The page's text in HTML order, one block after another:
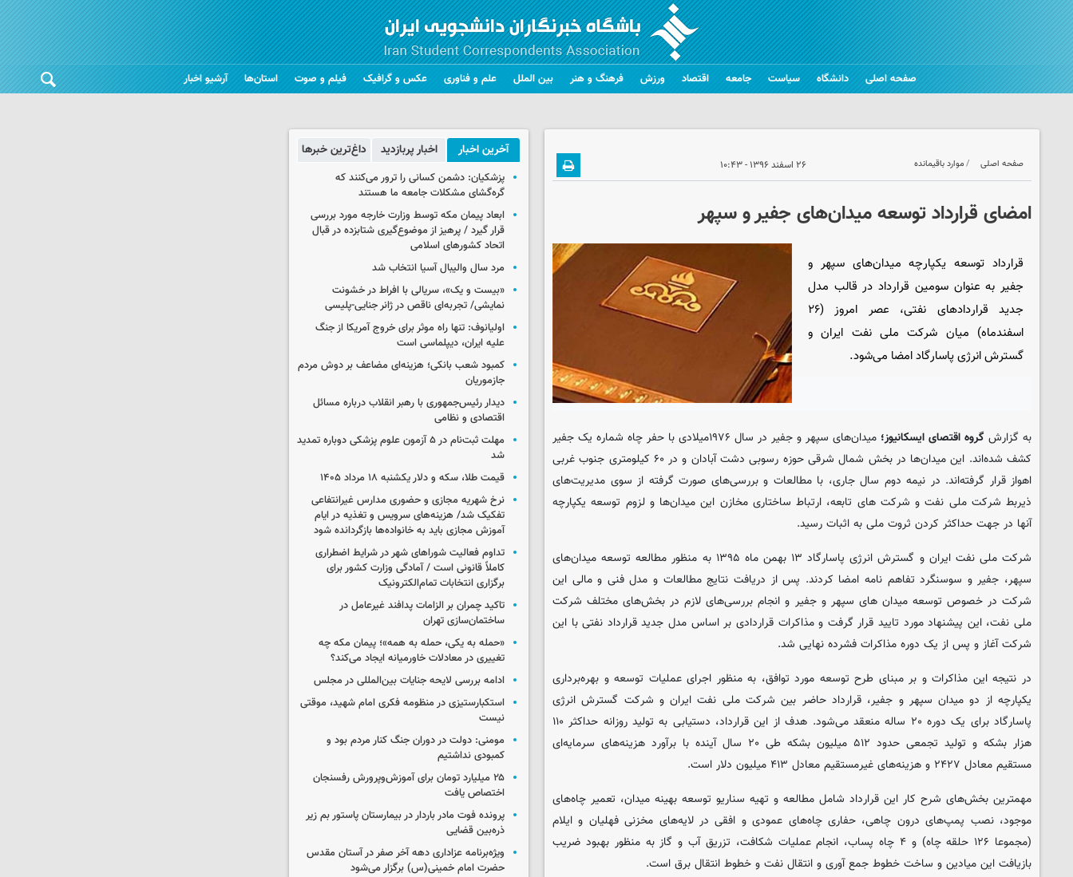
صفحه اصلی دانشگاه سیاست جامعه اقتصاد ورزش فرهنگ و هنر بین الملل علم و فناوری عکس و گرافیک فیلم و صوت استان‌ها آرشیو اخبار
صفحه اصلی موارد باقیمانده ۲۶ اسفند ۱۳۹۶ - ۱۰:۴۳
امضای قرارداد توسعه میدان‌های جفیر و سپهر
قرارداد توسعه یکپارچه میدان‌های سپهر و
جفیر به عنوان سومین قرارداد در قالب مدل
جدید قراردادهای نفتی، عصر امروز (۲۶
اسفندماه) میان شرکت ملی نفت ایران و
گسترش انرژی پاسارگاد امضا می‌شود.
به گزارش گروه اقتصای ایسکانیوز؛
میدان‌های سپهر و جفیر در سال ۱۹۷۶میلادی با حفر چاه شماره یک جفیر
کشف شده‌اند. این میدان‌ها در بخش شمال شرقی حوزه رسوبی دشت آبادان و در ۶۰ کیلومتری جنوب غربی
اهواز قرار گرفته‌اند. در نیمه دوم سال جاری، با مطالعات و بررسی‌های صورت گرفته از سوی مدیریت‌های
ذیربط شرکت ملی نفت و شرکت های تابعه، ارتباط ساختاری مخازن این میدان‌ها و لزوم توسعه یکپارچه
آنها در جهت حداکثر کردن ثروت ملی به اثبات رسید.
شرکت ملی نفت ایران و گسترش انرژی پاسارگاد ۱۳ بهمن ماه ۱۳۹۵ به منظور مطالعه توسعه میدان‌های
سپهر، جفیر و سوسنگرد تفاهم نامه امضا کردند. پس از دریافت نتایج مطالعات و مدل فنی و مالی این
شرکت در خصوص توسعه میدان های سپهر و جفیر و انجام بررسی‌های لازم در بخش‌های مختلف شرکت
ملی نفت، این پیشنهاد مورد تایید قرار گرفت و مذاکرات قراردادی بر اساس مدل جدید قرارداد نفتی با این
شرکت آغاز و پس از یک دوره مذاکرات فشرده نهایی شد.
در نتیجه این مذاکرات و بر مبنای طرح توسعه مورد توافق، به منظور اجرای عملیات توسعه و بهره‌برداری
یکپارچه از دو میدان سپهر و جفیر، قرارداد حاضر بین شرکت ملی نفت ایران و شرکت گسترش انرژی
پاسارگاد برای یک دوره ۲۰ ساله منعقد می‌شود. هدف از این قرارداد، دستیابی به تولید روزانه حداکثر ۱۱۰
هزار بشکه و تولید تجمعی حدود ۵۱۲ میلیون بشکه طی ۲۰ سال آینده با برآورد هزینه‌های سرمایه‌ای
مستقیم معادل ۲۴۲۷ و هزینه‌های غیرمستقیم معادل ۴۱۳ میلیون دلار است.
مهمترین بخش‌های شرح کار این قرارداد شامل مطالعه و تهیه سناریو توسعه بهینه میدان، تعمیر چاه‌های
موجود، نصب پمپ‌های درون چاهی، حفاری چاه‌های عمودی و افقی در لایه‌های مخزنی فهلیان و ایلام
(مجموعا ۱۲۶ حلقه چاه) و ۴ چاه پساب، انجام عملیات شکافت، تزریق آب و گاز به منظور بهبود ضریب
بازیافت این میادین و ساخت خطوط جمع آوری و انتقال نفت و خطوط انتقال برق است.
آخرین اخبار اخبار پربازدید داغ‌ترین خبرها
پزشکیان: دشمن کسانی را ترور می‌کنند که
گره‌گشای مشکلات جامعه ما هستند
ابعاد پیمان مکه توسط وزارت خارجه مورد بررسی
قرار گیرد / پرهیز از موضوع‌گیری شتابزده در قبال
اتحاد کشورهای اسلامی
مرد سال والیبال آسیا انتخاب شد
«بیست و یک»، سریالی با افراط در خشونت
نمایشی/ تجربه‌ای ناقص در ژانر جنایی-پلیسی
اولیانوف: تنها راه موثر برای خروج آمریکا از جنگ
علیه ایران، دیپلماسی است
کمبود شعب بانکی؛ هزینه‌ای مضاعف بر دوش مردم
جازموریان
دیدار رئیس‌جمهوری با رهبر انقلاب درباره مسائل
اقتصادی و نظامی
مهلت ثبت‌نام در ۵ آزمون علوم پزشکی دوباره تمدید
شد
قیمت طلا، سکه و دلار یکشنبه ۱۸ مرداد ۱۴۰۵
نرخ شهریه مجازی و حضوری مدارس غیرانتفاعی
تفکیک شد/ هزینه‌های سرویس و تغذیه در ایام
آموزش مجازی باید به خانواده‌ها بازگردانده شود
تداوم فعالیت شوراهای شهر در شرایط اضطراری
کاملاً قانونی است / آمادگی وزارت کشور برای
برگزاری انتخابات تمام‌الکترونیک
تاکید چمران بر الزامات پدافند غیرعامل در
ساختمان‌سازی تهران
«حمله به یکی، حمله به همه»؛ پیمان مکه چه
تغییری در معادلات خاورمیانه ایجاد می‌کند؟
ادامه بررسی لایحه جنایات بین‌المللی در مجلس
استکبارستیزی در منظومه فکری امام شهید، موقتی
نیست
مومنی: دولت در دوران جنگ کنار مردم بود و
کمبودی نداشتیم
۲۵ میلیارد تومان برای آموزش‌وپرورش رفسنجان
اختصاص یافت
پرونده فوت مادر باردار در بیمارستان پاستور بم زیر
ذره‌بین قضایی
ویژه‌برنامه عزاداری دهه آخر صفر در آستان مقدس
حضرت امام خمینی(س) برگزار می‌شود